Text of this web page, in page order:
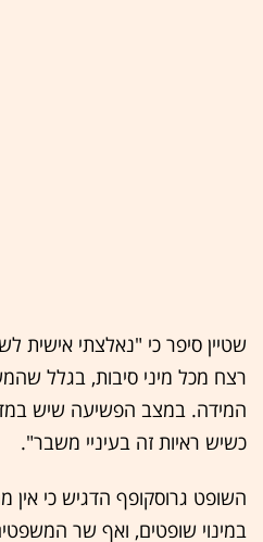
שטיין סיפר כי "נאלצתי אישית
רצח מכל מיני סיבות, בגלל
המידה. במצב הפשיעה שיש
כשיש ראיות זה בעיניי משבר".
השופט גרוסקופף הדגיש כי
במינוי שופטים, ואף שר